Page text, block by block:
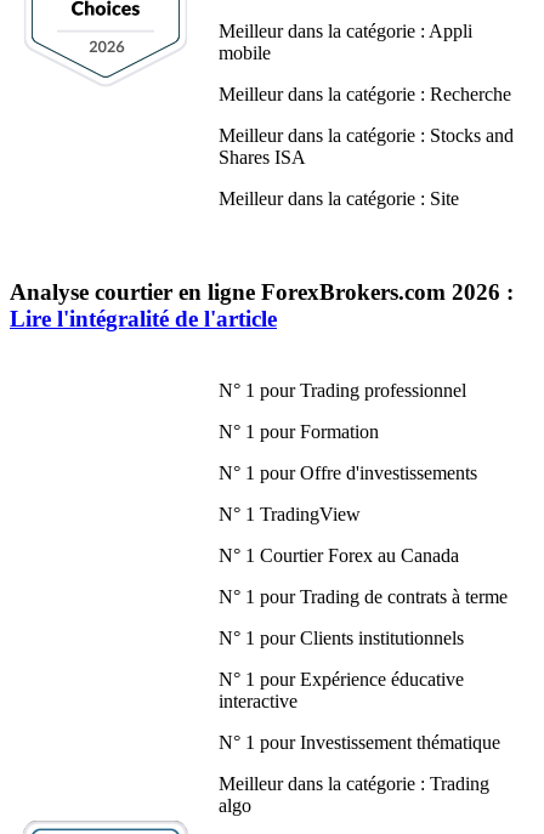
Meilleur dans la catégorie : Appli
mobile
Meilleur dans la catégorie : Recherche
Meilleur dans la catégorie : Stocks and
Shares ISA
Meilleur dans la catégorie : Site
Analyse courtier en ligne ForexBrokers.com 2026 :
Lire l'intégralité de l'article
N° 1 pour Trading professionnel
N° 1 pour Formation
N° 1 pour Offre d'investissements
N° 1 TradingView
N° 1 Courtier Forex au Canada
N° 1 pour Trading de contrats à terme
N° 1 pour Clients institutionnels
N° 1 pour Expérience éducative
interactive
N° 1 pour Investissement thématique
Meilleur dans la catégorie : Trading
algo